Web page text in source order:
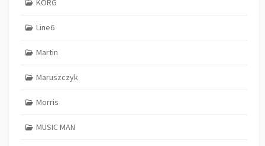
KORG
Line6
Martin
Maruszczyk
Morris
MUSIC MAN